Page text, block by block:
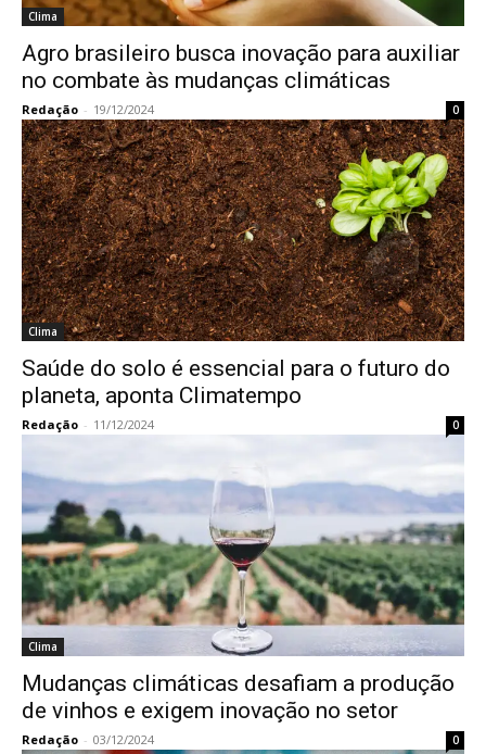
Clima
Agro brasileiro busca inovação para auxiliar
no combate às mudanças climáticas
Redação - 19/12/2024 0
Clima
Saúde do solo é essencial para o futuro do
planeta, aponta Climatempo
Redação - 11/12/2024 0
Clima
Mudanças climáticas desafiam a produção
de vinhos e exigem inovação no setor
Redação - 03/12/2024 0